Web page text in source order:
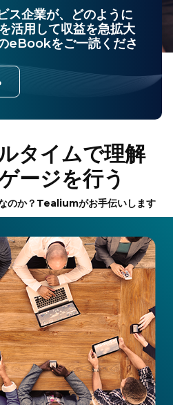
ス企業が、どのように
活用して収益を急拡大
eBookをご一読くださ
タイムで理解
ージを行う
のか？ Tealiumがお手伝いします